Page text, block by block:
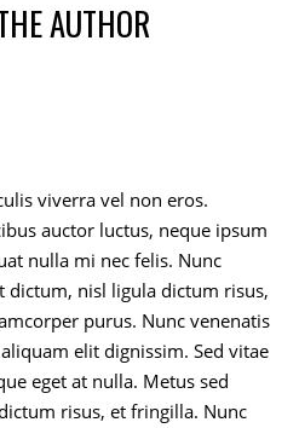
AUTHOR
viverra vel non eros.
auctor luctus, neque ipsum
nulla mi nec felis. Nunc
dictum, nisl ligula dictum risus,
purus. Nunc venenatis
elit dignissim. Sed vitae
eget at nulla. Metus sed
risus, et fringilla. Nunc